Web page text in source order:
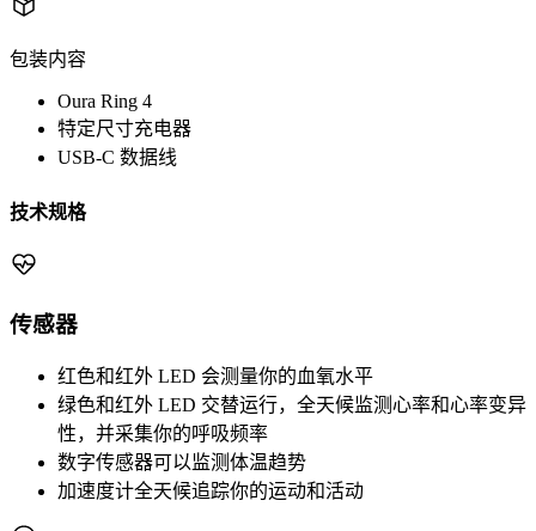
包装内容
Oura Ring 4
特定尺寸充电器
USB-C 数据线
技术规格
传感器
红色和红外 LED 会测量你的血氧水平
绿色和红外 LED 交替运行，全天候监测心率和心率变异
性，并采集你的呼吸频率
数字传感器可以监测体温趋势
加速度计全天候追踪你的运动和活动